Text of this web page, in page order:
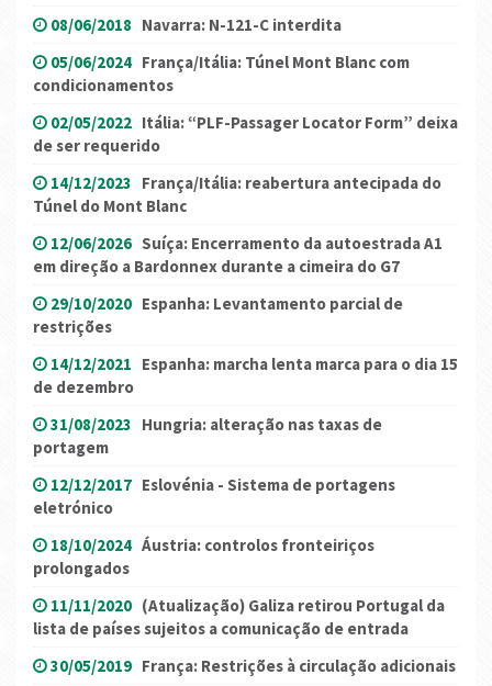
08/06/2018 Navarra: N-121-C interdita
05/06/2024 França/Itália: Túnel Mont Blanc com
condicionamentos
02/05/2022 Itália: “PLF-Passager Locator Form” deixa
de ser requerido
14/12/2023 França/Itália: reabertura antecipada do
Túnel do Mont Blanc
12/06/2026 Suíça: Encerramento da autoestrada A1
em direção a Bardonnex durante a cimeira do G7
29/10/2020 Espanha: Levantamento parcial de
restrições
14/12/2021 Espanha: marcha lenta marca para o dia 15
de dezembro
31/08/2023 Hungria: alteração nas taxas de
portagem
12/12/2017 Eslovénia - Sistema de portagens
eletrónico
18/10/2024 Áustria: controlos fronteiriços
prolongados
11/11/2020 (Atualização) Galiza retirou Portugal da
lista de países sujeitos a comunicação de entrada
30/05/2019 França: Restrições à circulação adicionais